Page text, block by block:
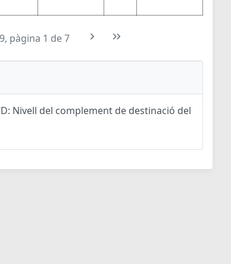
pàgina 1 de 7
Nivell del complement de destinació del